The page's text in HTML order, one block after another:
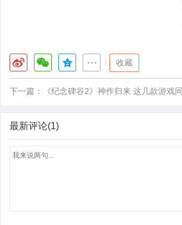
收藏
下一篇： 《纪念碑谷2》神作归来 这几款游戏
最新评论(1)